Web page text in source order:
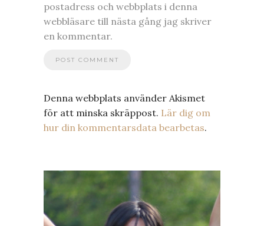
postadress och webbplats i denna
webbläsare till nästa gång jag skriver
en kommentar.
Denna webbplats använder Akismet
för att minska skräppost. Lär dig om
hur din kommentarsdata bearbetas.